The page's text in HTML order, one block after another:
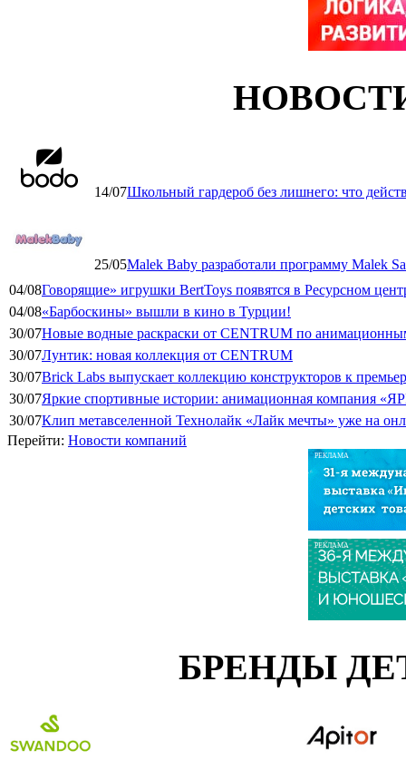
14/07Школьный гардероб без лишнего: что
25/05Malek Baby разработали программу Malek
04/08Говорящие» игрушки BertToys появятся в Ресурсном
04/08«Барбоскины» вышли в кино в Турции!
30/07Новые водные раскраски от CENTRUM по
30/07Лунтик: новая коллекция от CENTRUM
30/07Brick Labs выпускает коллекцию конструкторов к
30/07Яркие спортивные истории: анимационная компания
30/07Клип метавселенной Технолайк «Лайк мечты» уже на
Перейти: Новости компаний
РЕКЛАМА
РЕКЛАМА
БРЕНДЫ